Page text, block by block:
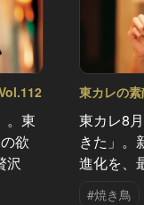
。東
欲
沢
東カレの
東カレ8
きた」。
進化を、
#焼き鳥